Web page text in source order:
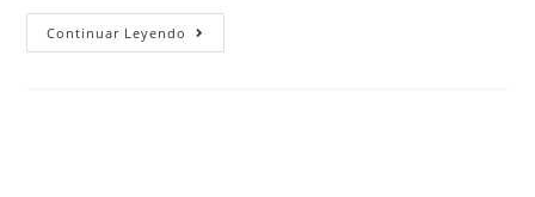
Continuar Leyendo